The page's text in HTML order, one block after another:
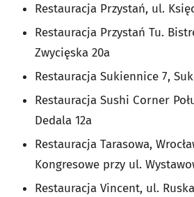
Restauracja Przystań, ul.
Restauracja Przystań Tu.
Zwycięska 20a
Restauracja Sukiennice 7,
Restauracja Sushi Corner
Dedala 12a
Restauracja Tarasowa,
Kongresowe przy ul.
Restauracja Vincent, ul.